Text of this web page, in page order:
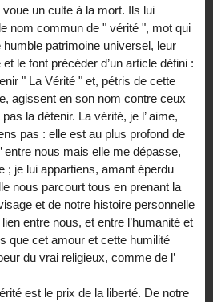
voue un culte à la mort. Ils lui
nom commun de " vérité ", mot qui
humble patrimoine universel, leur
le font précéder d’un article défini :
" La Vérité " et, pétris de cette
agissent en son nom contre ceux
la détenir. La vérité, je l’ aime,
pas : elle est au plus profond de
entre nous mais elle me dépasse,
; je lui appartiens, amant éperdu
nous parcourt tous en prenant la
et de notre histoire personnelle
entre nous, et entre l’humanité et
que cet amour et cette humilité
du vrai religieux, comme de l’
est le prix de la liberté. De notre